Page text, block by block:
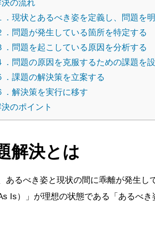
決の流れ
．現状とあるべき姿を定義し、問題を
．問題が発生している箇所を特定する
．問題を起こしている原因を分析する
．問題の原因を克服するための課題を
．課題の解決策を立案する
．解決策を実行に移す
のポイント
解決とは
あるべき姿と現状の間に乖離が発生し
Is）」が理想の状態である「あるべ